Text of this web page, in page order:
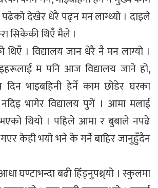
पढेको देखेर धेरै पढ्न मन लाग्थ्यो । दाइले
सिकेकी थिएँ मैले ।
थिएँ । विद्यालय जान धेरै नै मन लाग्यो ।
म पनि आज विद्यालय जाने हो,
भाइबहिनी हेर्ने काम छोडेर घरका
भागेर विद्यालय पुगें । आमा मलाई
थियो । पहिले आमा र बुबाले नपढे
गएर केही भयो भने के गर्ने बाहिर जानुहुँदैन
घण्टाभन्दा बढी हिँड्नुपथ्र्यो । स्कुलमा